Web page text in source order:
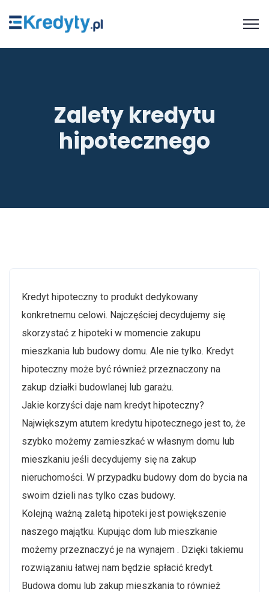
Zalety kredytu
hipotecznego
Kredyt hipoteczny to produkt dedykowany
konkretnemu celowi. Najczęściej decydujemy się
skorzystać z hipoteki w momencie zakupu
mieszkania lub budowy domu. Ale nie tylko. Kredyt
hipoteczny może być również przeznaczony na
zakup działki budowlanej lub garażu.
Jakie korzyści daje nam kredyt hipoteczny?
Największym atutem kredytu hipotecznego jest to, że
szybko możemy zamieszkać w własnym domu lub
mieszkaniu jeśli decydujemy się na zakup
nieruchomości. W przypadku budowy dom do bycia na
swoim dzieli nas tylko czas budowy.
Kolejną ważną zaletą hipoteki jest powiększenie
naszego majątku. Kupując dom lub mieszkanie
możemy przeznaczyć je na wynajem . Dzięki takiemu
rozwiązaniu łatwej nam będzie spłacić kredyt.
Budowa domu lub zakup mieszkania to również